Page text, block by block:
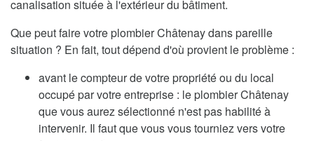
canalisation située à l'extérieur du bâtiment.
Que peut faire votre plombier Châtenay dans pareille
situation ? En fait, tout dépend d'où provient le problème :
avant le compteur de votre propriété ou du local
occupé par votre entreprise : le plombier Châtenay
que vous aurez sélectionné n'est pas habilité à
intervenir. Il faut que vous vous tourniez vers votre